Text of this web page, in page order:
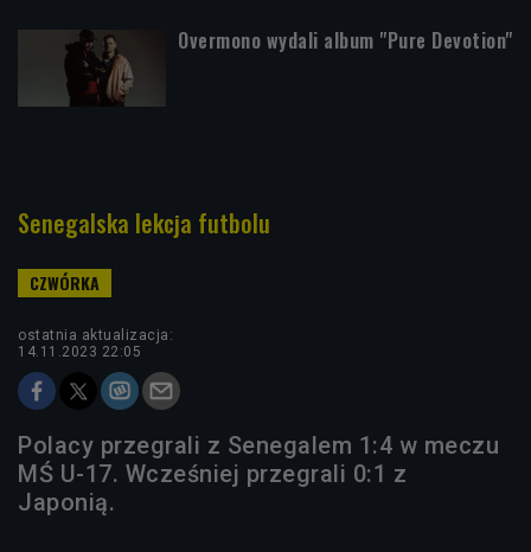
Overmono wydali album "Pure Devotion"
Senegalska lekcja futbolu
ostatnia aktualizacja:
14.11.2023 22:05
Polacy przegrali z Senegalem 1:4 w meczu
MŚ U-17. Wcześniej przegrali 0:1 z
Japonią.